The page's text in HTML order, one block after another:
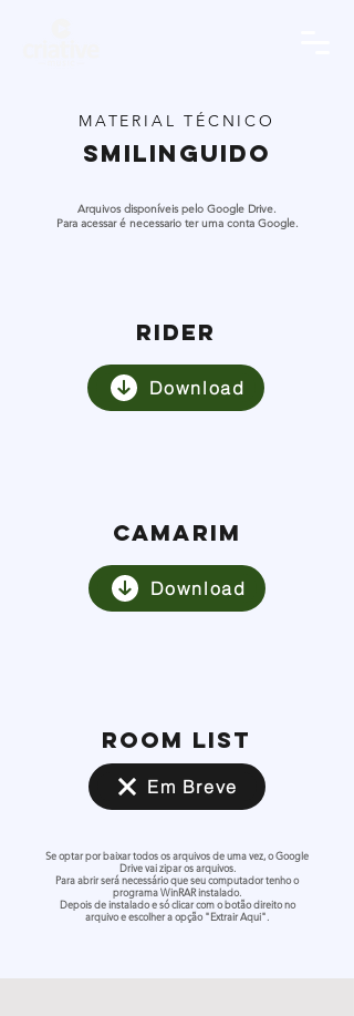
MATERIAL TÉCNICO
Smilinguido
Arquivos disponíveis pelo Google Drive.
Para acessar é necessario ter uma conta Google.
RIDER
Download
CAMARIM
Download
ROOM LIST
Em Breve
Se optar por baixar todos os arquivos de uma vez, o Google
Drive vai zipar os arquivos.
Para abrir será necessário que seu computador tenho o
programa WinRAR instalado.
Depois de instalado e só clicar com o botão direito no
arquivo e escolher a opção "Extrair Aqui".